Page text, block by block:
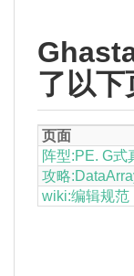
了以下
页面
阵型:PE. G式
攻略
wiki:编辑规范